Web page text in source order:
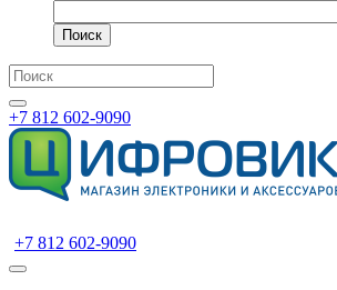
Поиск
+7 812 602-9090
+7 812 602-9090